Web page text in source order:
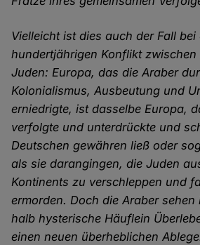
Vielleicht ist dies auch der Fall bei
hundertjährigen Konflikt
Juden: Europa, das die Araber
Kolonialismus, Ausbeutung und
erniedrigte, ist dasselbe Europa,
verfolgte und unterdrückte und
Deutschen gewähren ließ oder
als sie darangingen, die Juden
Kontinents zu verschleppen und
ermorden. Doch die Araber
halb hysterische Häuflein
einen neuen überheblichen